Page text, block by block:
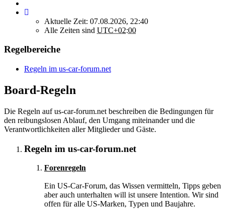
Aktuelle Zeit: 07.08.2026, 22:40
Alle Zeiten sind UTC+02:00
Regelbereiche
Regeln im us-car-forum.net
Board-Regeln
Die Regeln auf us-car-forum.net beschreiben die Bedingungen für
den reibungslosen Ablauf, den Umgang miteinander und die
Verantwortlichkeiten aller Mitglieder und Gäste.
Regeln im us-car-forum.net
Forenregeln
Ein US-Car-Forum, das Wissen vermitteln, Tipps geben
aber auch unterhalten will ist unsere Intention. Wir sind
offen für alle US-Marken, Typen und Baujahre.